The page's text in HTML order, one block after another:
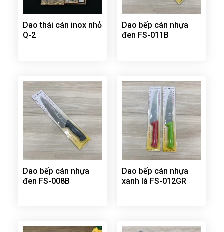
Dao thái cán inox nhỏ
Q-2
Dao bếp cán nhựa
đen FS-011B
Dao bếp cán nhựa
đen FS-008B
Dao bếp cán nhựa
xanh lá FS-012GR